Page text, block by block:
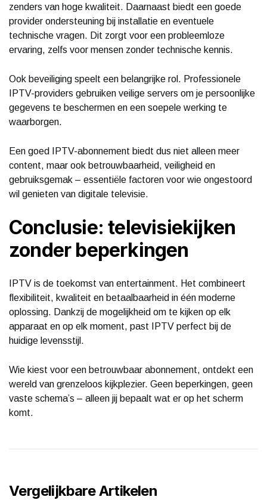
zenders van hoge kwaliteit. Daarnaast biedt een goede
provider ondersteuning bij installatie en eventuele
technische vragen. Dit zorgt voor een probleemloze
ervaring, zelfs voor mensen zonder technische kennis.
Ook beveiliging speelt een belangrijke rol. Professionele
IPTV-providers gebruiken veilige servers om je persoonlijke
gegevens te beschermen en een soepele werking te
waarborgen.
Een goed IPTV-abonnement biedt dus niet alleen meer
content, maar ook betrouwbaarheid, veiligheid en
gebruiksgemak – essentiële factoren voor wie ongestoord
wil genieten van digitale televisie.
Conclusie: televisiekijken
zonder beperkingen
IPTV is de toekomst van entertainment. Het combineert
flexibiliteit, kwaliteit en betaalbaarheid in één moderne
oplossing. Dankzij de mogelijkheid om te kijken op elk
apparaat en op elk moment, past IPTV perfect bij de
huidige levensstijl.
Wie kiest voor een betrouwbaar abonnement, ontdekt een
wereld van grenzeloos kijkplezier. Geen beperkingen, geen
vaste schema’s – alleen jij bepaalt wat er op het scherm
komt.
Vergelijkbare Artikelen